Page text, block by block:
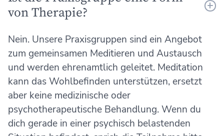
von Therapie?
Nein. Unsere Praxisgruppen sind ein Angebot
zum gemeinsamen Meditieren und Austausch
und werden ehrenamtlich geleitet. Meditation
kann das Wohlbefinden unterstützen, ersetzt
aber keine medizinische oder
psychotherapeutische Behandlung. Wenn du
dich gerade in einer psychisch belastenden